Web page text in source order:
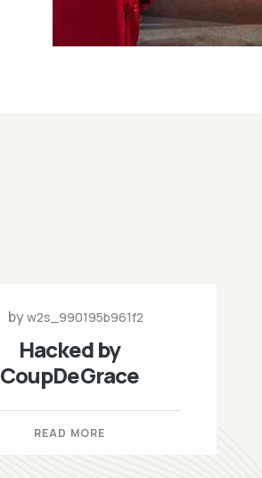
byw2s_990195b961f2
Hacked by
CoupDeGrace
READ MORE